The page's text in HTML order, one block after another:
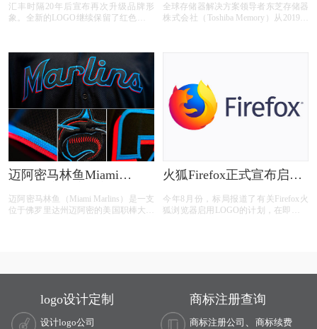
汇丰时隔20年后宣布再次升级品牌形
象。全新的LOGO继续保留了红色的六
之前进行了相应调整，调整后的新LO
LOGO
全球存储器解决方案领导者东芝存储器
株式会社（Toshiba Memory）从2019年
后，东芝存储器集团旗下所有公司都将
迈阿密马林鱼Miami
迈阿密马林鱼（Miami Marlins）是一支
位于佛罗里达州迈阿密的美国职棒大联
火狐Firefox正式宣布启用
今年8月份，标局报道了有关Firefox火
狐浏览器启用LOGO的计划，在即将发
logo设计定制
设计logo公司
商标注册查询
商标注册公司
商标续费